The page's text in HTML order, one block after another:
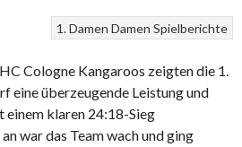
1. Damen Damen Spielberichte
Cologne Kangaroos zeigten die 1.
eine überzeugende Leistung und
einem klaren 24:18-Sieg
war das Team wach und ging